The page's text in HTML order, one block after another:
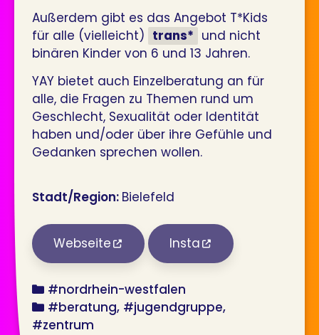
Außerdem gibt es das Angebot T*Kids
für alle (vielleicht) trans* und nicht
binären Kinder von 6 und 13 Jahren.
YAY bietet auch Einzelberatung an für
alle, die Fragen zu Themen rund um
Geschlecht, Sexualität oder Identität
haben und/oder über ihre Gefühle und
Gedanken sprechen wollen.
Stadt/Region: Bielefeld
Webseite Insta
bundesland
#nordrhein-westfalen
angebot
#beratung #jugendgruppe
#zentrum